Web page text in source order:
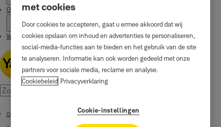
Ondersteuning
Waar te koop
Ondersteuning
met cookies
Door cookies te accepteren, gaat u ermee akkoord dat wij
cookies opslaan om inhoud en advertenties te personaliseren,
social-media-functies aan te bieden en het gebruik van de site
te analyseren. Informatie kan ook worden gedeeld met onze
partners voor sociale media, reclame en analyse.
Cookiebeleid Privacyverklaring
Cookie-instellingen